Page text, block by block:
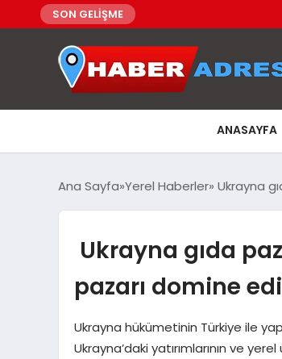
SON GELİŞME
ANASAYFA
Ana Sayfa Yerel Haberler Ukrayna
Ukrayna gıda
pazarı domine
Ukrayna hükümetinin Türkiye ile
Ukrayna’daki yatırımlarının ve